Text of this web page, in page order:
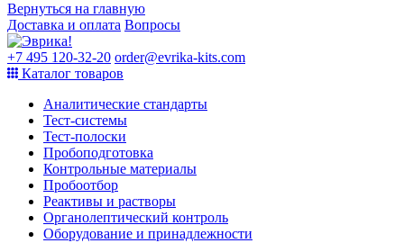
Вернуться на главную
Доставка и оплата Вопросы
+7 495 120-32-20 order@evrika-kits.com
Каталог товаров
Аналитические стандарты
Тест-системы
Тест-полоски
Пробоподготовка
Контрольные материалы
Пробоотбор
Реактивы и растворы
Органолептический контроль
Оборудование и принадлежности